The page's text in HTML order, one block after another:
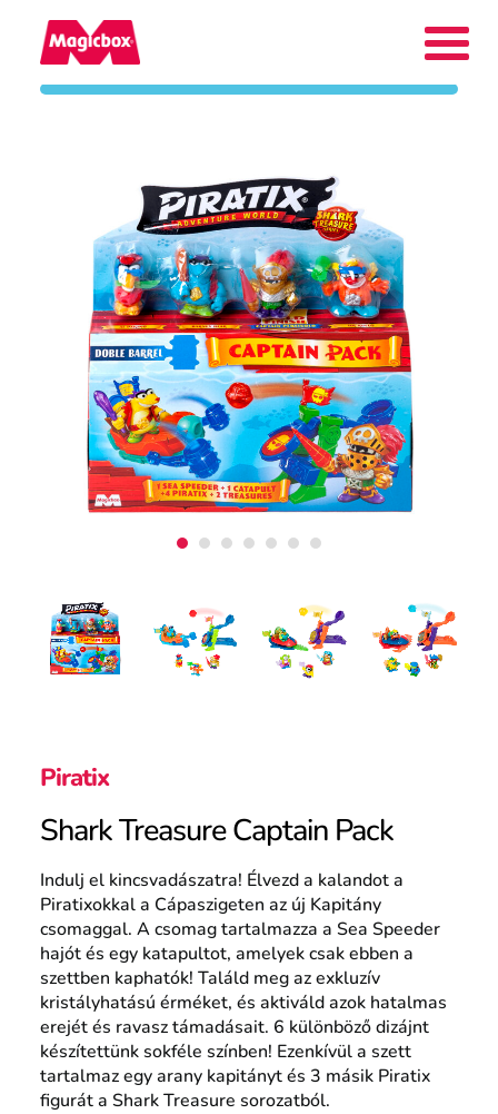
Vállalat
Magyarország
Keresés
Piratix
Shark Treasure Captain Pack
Indulj el kincsvadászatra! Élvezd a kalandot a
Piratixokkal a Cápaszigeten az új Kapitány
csomaggal. A csomag tartalmazza a Sea Speeder
hajót és egy katapultot, amelyek csak ebben a
szettben kaphatók! Találd meg az exkluzív
kristályhatású érméket, és aktiváld azok hatalmas
erejét és ravasz támadásait. 6 különböző dizájnt
készítettünk sokféle színben! Ezenkívül a szett
tartalmaz egy arany kapitányt és 3 másik Piratix
figurát a Shark Treasure sorozatból.